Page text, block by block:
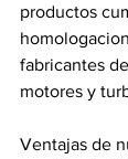
productos
fabricantes
motores y
Ventajas de